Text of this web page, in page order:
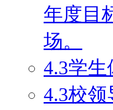
年度目
场。
4.3学生
4.3校